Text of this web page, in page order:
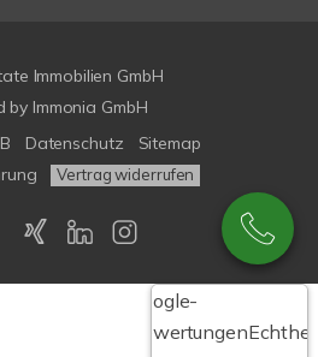
Immobilien GmbH
by Immonia GmbH
Datenschutz
Sitemap
Vertrag widerrufen
Google-
Bewertungen